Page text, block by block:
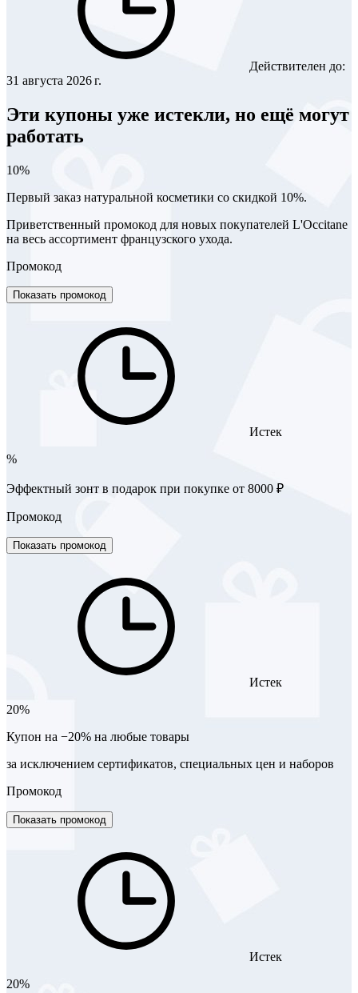
Действителен до:
31 августа 2026 г.
Эти купоны уже истекли, но ещё могут
работать
10%
Первый заказ натуральной косметики со скидкой 10%.
Приветственный промокод для новых покупателей L'Occitane
на весь ассортимент французского ухода.
Промокод
Показать промокод
Истек
%
Эффектный зонт в подарок при покупке от 8000 ₽
Промокод
Показать промокод
Истек
20%
Купон на −20% на любые товары
за исключением сертификатов, специальных цен и наборов
Промокод
Показать промокод
Истек
20%